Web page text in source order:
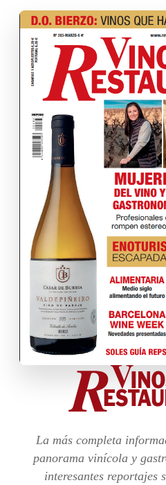
La más completa
panorama vinícola y
interesantes reportajes